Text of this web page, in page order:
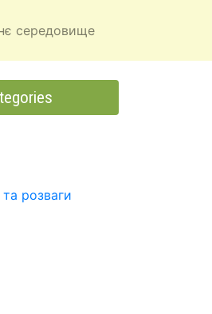
середовище
розваги